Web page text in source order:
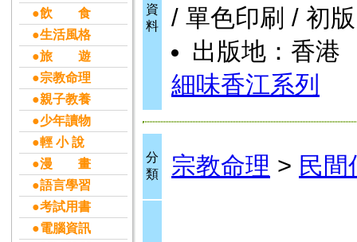
●飲 食
●生活風格
●旅 遊
●宗教命理
●親子教養
●少年讀物
●輕 小 說
●漫 畫
●語言學習
●考試用書
●電腦資訊
資
料
/ 單色印刷 / 初版
出版地：香港
細味香江系列
分
類
宗教命理 > 民間